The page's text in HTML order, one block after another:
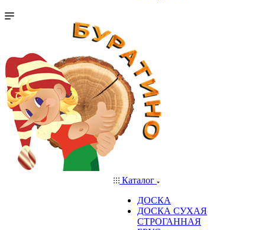
Каталог
ДОСКА
ДОСКА СУХАЯ
СТРОГАННАЯ